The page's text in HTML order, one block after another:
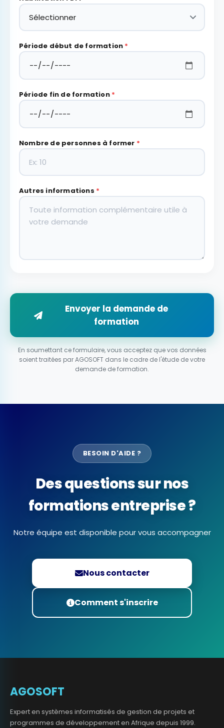
Période début de formation *
Période fin de formation *
Nombre de personnes à former *
Autres informations *
Envoyer la demande de
formation
En soumettant ce formulaire, vous acceptez que vos données
soient traitées par AGOSOFT dans le cadre de l'étude de votre
demande de formation.
BESOIN D'AIDE ?
Des questions sur nos
formations entreprise ?
Notre équipe est disponible pour vous accompagner
Nous contacter
Comment s'inscrire
AGOSOFT
Expert en systèmes informatisés de gestion de projets et
programmes de développement en Afrique depuis 1999.